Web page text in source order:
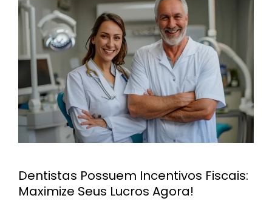
Dentistas Possuem Incentivos Fiscais:
Maximize Seus Lucros Agora!